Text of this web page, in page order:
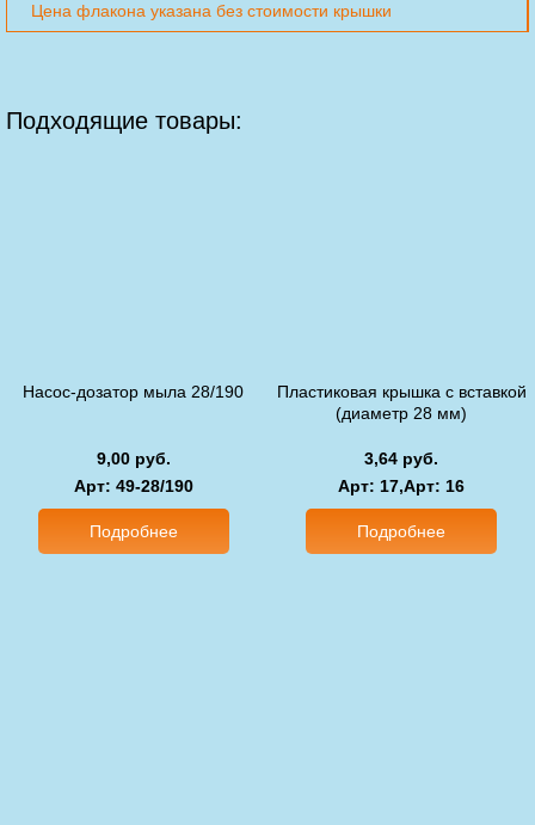
Цена флакона указана без стоимости крышки
Подходящие товары:
Насос-дозатор мыла 28/190
9,00 руб.
Арт: 49-28/190
Подробнее
Пластиковая крышка с вставкой
(диаметр 28 мм)
3,64 руб.
Арт: 17,Арт: 16
Подробнее